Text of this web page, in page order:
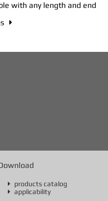
with any length and end

 products catalog
 applicability